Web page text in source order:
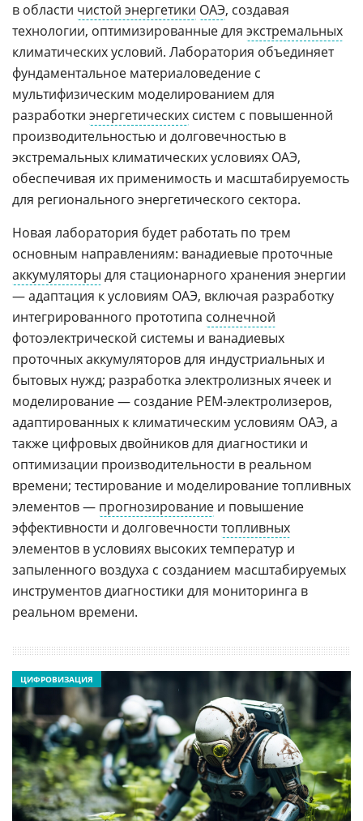
в области чистой энергетики ОАЭ, создавая
технологии, оптимизированные для экстремальных
климатических условий. Лаборатория объединяет
фундаментальное материаловедение с
мультифизическим моделированием для
разработки энергетических систем с повышенной
производительностью и долговечностью в
экстремальных климатических условиях ОАЭ,
обеспечивая их применимость и масштабируемость
для регионального энергетического сектора.
Новая лаборатория будет работать по трем
основным направлениям: ванадиевые проточные
аккумуляторы для стационарного хранения энергии
— адаптация к условиям ОАЭ, включая разработку
интегрированного прототипа солнечной
фотоэлектрической системы и ванадиевых
проточных аккумуляторов для индустриальных и
бытовых нужд; разработка электролизных ячеек и
моделирование — создание PEM-электролизеров,
адаптированных к климатическим условиям ОАЭ, а
также цифровых двойников для диагностики и
оптимизации производительности в реальном
времени; тестирование и моделирование топливных
элементов — прогнозирование и повышение
эффективности и долговечности топливных
элементов в условиях высоких температур и
запыленного воздуха с созданием масштабируемых
инструментов диагностики для мониторинга в
реальном времени.
ЦИФРОВИЗАЦИЯ